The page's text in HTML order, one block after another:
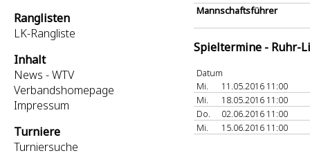
Ranglisten
LK-Rangliste
Inhalt
News - WTV
Verbandshomepage
Impressum
Turniere
Turniersuche
Mannschaftsführer
Spieltermine - Ruhr-
Datum
Mi.
11.05.2016 11:00
Mi.
18.05.2016 11:00
Do.
02.06.2016 11:00
Mi.
15.06.2016 11:00